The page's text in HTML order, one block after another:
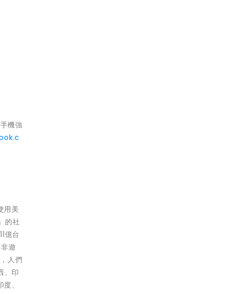
機強
用美
的社
億台
遊
人們
、印
、